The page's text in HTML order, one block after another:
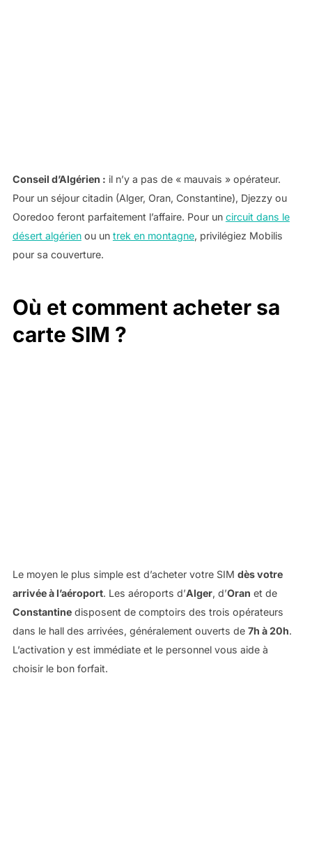
Conseil d’Algérien : il n’y a pas de « mauvais » opérateur.
Pour un séjour citadin (Alger, Oran, Constantine), Djezzy ou
Ooredoo feront parfaitement l’affaire. Pour un circuit dans le
désert algérienou un trek en montagne, privilégiez Mobilis
pour sa couverture.
Où et comment acheter sa
carte SIM ?
Le moyen le plus simple est d’acheter votre SIM dès votre
arrivée à l’aéroport. Les aéroports d’Alger, d’Oran et de
Constantinedisposent de comptoirs des trois opérateurs
dans le hall des arrivées, généralement ouverts de 7h à 20h.
L’activation y est immédiate et le personnel vous aide à
choisir le bon forfait.